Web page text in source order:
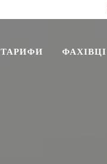
тарифи фахівці